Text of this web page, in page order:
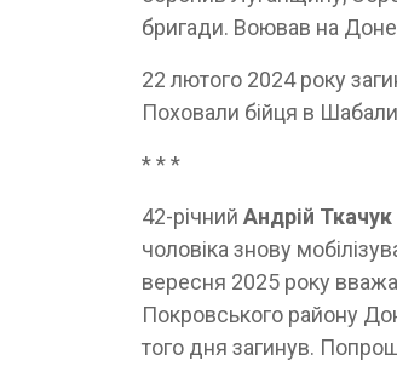
бригади. Воював на
22 лютого 2024 року
Поховали бійця в
* * *
42-річний Андрій Ткачук
чоловіка знову
вересня 2025 року
Покровського району
того дня загинув.